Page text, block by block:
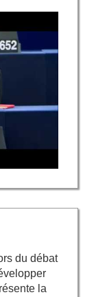
du débat
la